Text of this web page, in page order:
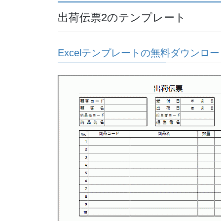
出荷伝票2のテンプレート
Excelテンプレートの無料ダウンロ